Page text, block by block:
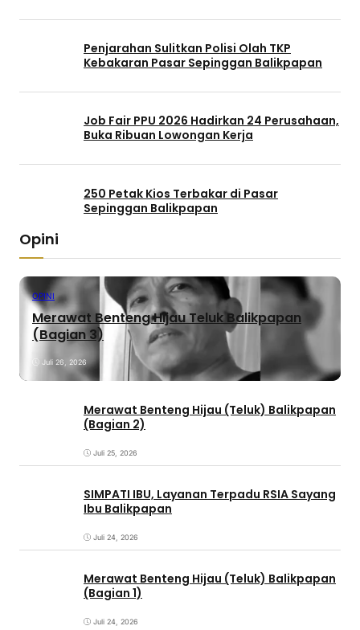
Penjarahan Sulitkan Polisi Olah TKP
Kebakaran Pasar Sepinggan Balikpapan
Job Fair PPU 2026 Hadirkan 24 Perusahaan,
Buka Ribuan Lowongan Kerja
250 Petak Kios Terbakar di Pasar
Sepinggan Balikpapan
Opini
OPINI
Merawat Benteng Hijau Teluk Balikpapan
(Bagian 3)
Juli 26, 2026
Merawat Benteng Hijau (Teluk) Balikpapan
(Bagian 2)
Juli 25, 2026
SIMPATI IBU, Layanan Terpadu RSIA Sayang
Ibu Balikpapan
Juli 24, 2026
Merawat Benteng Hijau (Teluk) Balikpapan
(Bagian 1)
Juli 24, 2026